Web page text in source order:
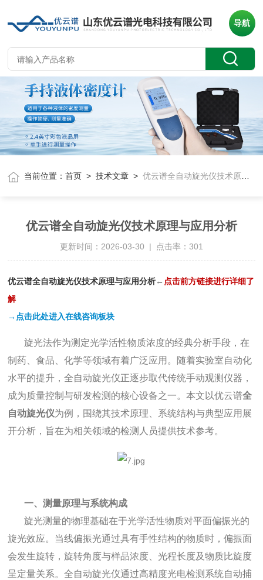
导航
当前位置：首页 >技术文章 >优云谱全自动旋光仪技术原理与应用分析
优云谱全自动旋光仪技术原理与应用分析
更新时间：2026-03-30 | 点击率：301
优云谱全自动旋光仪技术原理与应用分析← 点击前方链接进行详细了
解
→点击此处进入在线咨询板块
旋光法作为测定光学活性物质浓度的经典分析手段，在
制药、食品、化学等领域有着广泛应用。随着实验室自动化
水平的提升，全自动旋光仪正逐步取代传统手动观测仪器，
成为质量控制与研发检测的核心设备之一。本文以优云谱全
自动旋光仪为例，围绕其技术原理、系统结构与典型应用展
开分析，旨在为相关领域的检测人员提供技术参考。
一、测量原理与系统构成
旋光测量的物理基础在于光学活性物质对平面偏振光的
旋光效应。当线偏振光通过具有手性结构的物质时，偏振面
会发生旋转，旋转角度与样品浓度、光程长度及物质比旋度
呈定量关系。全自动旋光仪通过高精度光电检测系统自动捕